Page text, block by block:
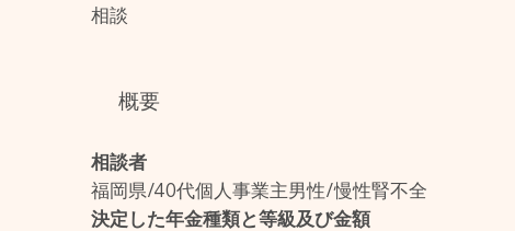
相談
概要
相談者
福岡県/40代個人事業主男性/慢性腎不全
決定した年金種類と等級及び金額